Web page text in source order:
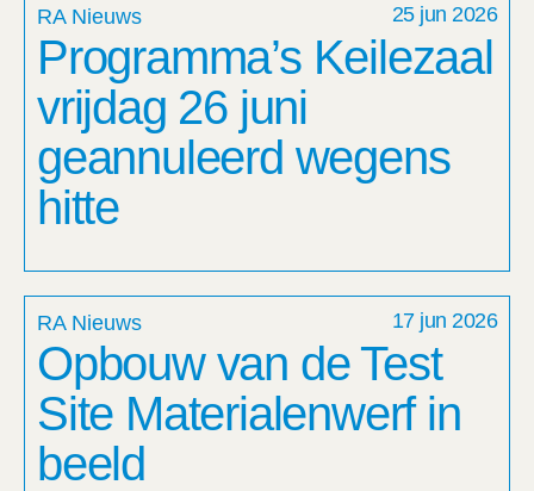
RA Nieuws 25 jun 2026
Programma’s Keilezaal
vrijdag 26 juni
geannuleerd wegens
hitte
RA Nieuws 17 jun 2026
Opbouw van de Test
Site Materialenwerf in
beeld